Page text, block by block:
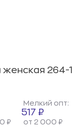
женская 264-1
Мелкий опт:
517 ₽
₽ от 2 000 ₽